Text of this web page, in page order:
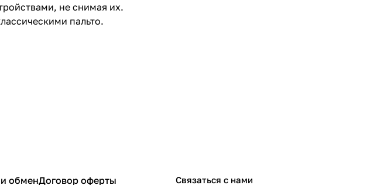
не снимая их.
пальто.
обменДоговор оферты Связаться с нами